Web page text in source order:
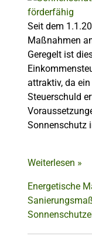
Seit dem
Maßnahmen
Geregelt ist
attraktiv, da
Steuerschuld
Sonnenschutz
Weiterlesen »
Energetische